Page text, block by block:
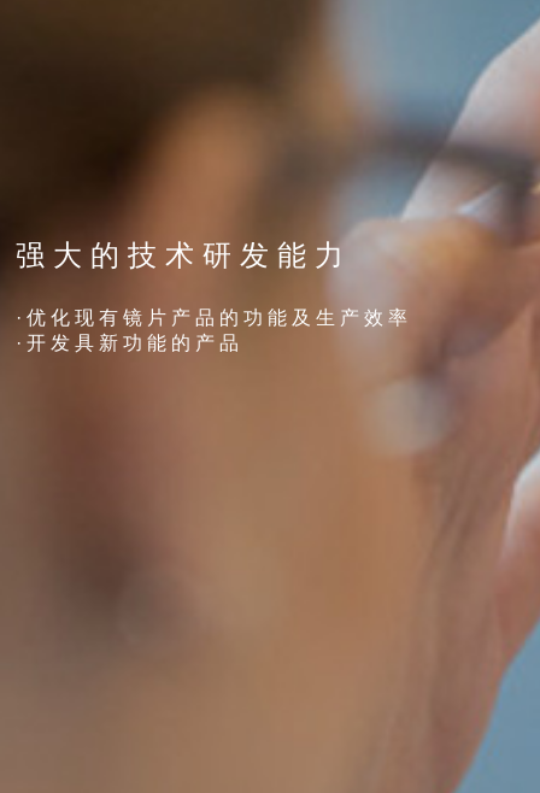
强 大 的 技 术 研 发 能 力
· 优 化 现 有 镜 片 产 品 的 功 能 及 生 产 效 率
· 开 发 具 新 功 能 的 产 品